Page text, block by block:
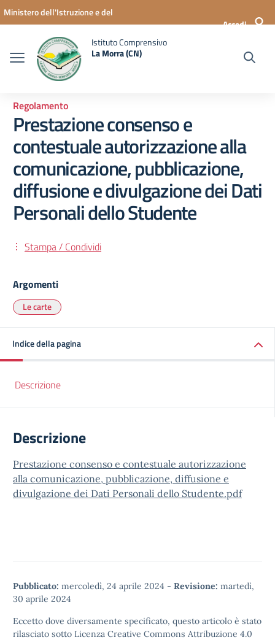
Vai ai contenuti
Vai al menu di navigazione
Vai al footer
Ministero dell'Istruzione e del
Accedi
Istituto Comprensivo
La Morra (CN)
Regolamento
Prestazione consenso e
contestuale autorizzazione alla
comunicazione, pubblicazione,
diffusione e divulgazione dei Dati
Personali dello Studente
Stampa / Condividi
Argomenti
Le carte
Indice della pagina
Descrizione
Descrizione
Prestazione consenso e contestuale autorizzazione
alla comunicazione, pubblicazione, diffusione e
divulgazione dei Dati Personali dello Studente.pdf
Pubblicato: mercoledì, 24 aprile 2024 - Revisione: martedì,
30 aprile 2024
Eccetto dove diversamente specificato, questo articolo è stato
rilasciato sotto Licenza Creative Commons Attribuzione 4.0